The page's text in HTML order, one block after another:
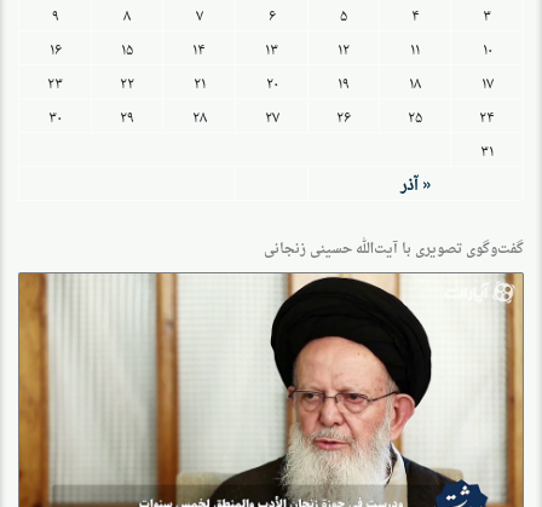
۳
۴ ۵ ۶ ۷ ۸
۹
۱۰
۱۱ ۱۲ ۱۳ ۱۴ ۱۵
۱۶
۱۷
۱۸ ۱۹ ۲۰ ۲۱ ۲۲
۲۳
۲۴
۲۵ ۲۶ ۲۷ ۲۸ ۲۹
۳۰
۳۱
« آذر
گفت‌وگو‌ی تصویری با آیت‌الله حسینی زنجانی